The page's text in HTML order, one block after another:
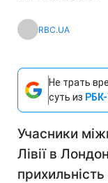
RBC.UA
Не трать
суть из
Учасники
Лівії в